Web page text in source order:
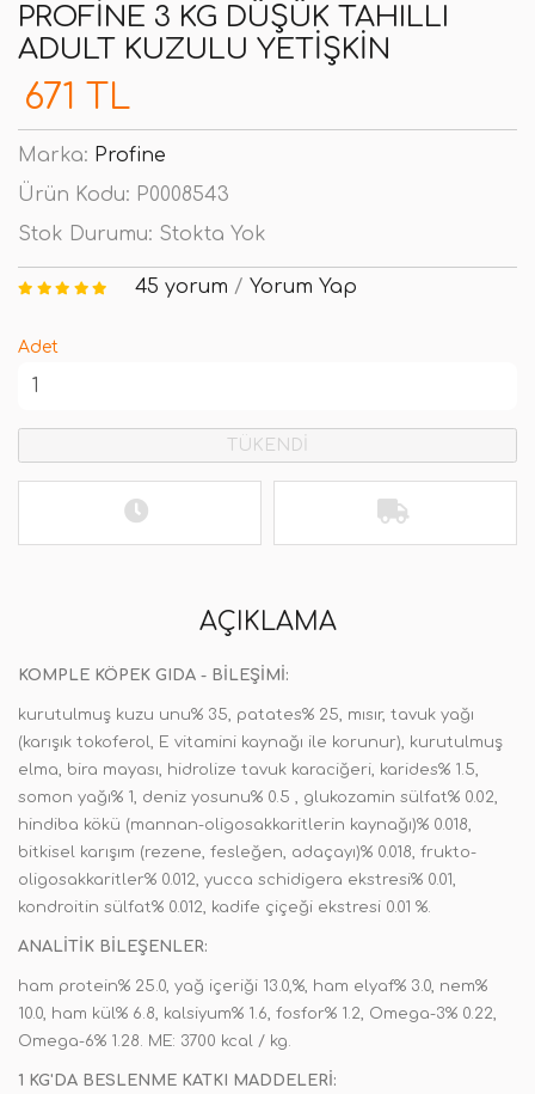
PROFINE 3 KG DÜŞÜK TAHILLI
ADULT KUZULU YETIŞKIN
671 TL
Marka: Profine
Ürün Kodu: P0008543
Stok Durumu: Stokta Yok
45 yorum / Yorum Yap
Adet
TÜKENDİ
AÇIKLAMA
KOMPLE KÖPEK GIDA - BİLEŞİMİ:
kurutulmuş kuzu unu% 35, patates% 25, ​​mısır, tavuk yağı
(karışık tokoferol, E vitamini kaynağı ile korunur), kurutulmuş
elma, bira mayası, hidrolize tavuk karaciğeri, karides% 1.5,
somon yağı% 1, deniz yosunu% 0.5 , glukozamin sülfat% 0.02,
hindiba kökü (mannan-oligosakkaritlerin kaynağı)% 0.018,
bitkisel karışım (rezene, fesleğen, adaçayı)% 0.018, frukto-
oligosakkaritler% 0.012, yucca schidigera ekstresi% 0.01,
kondroitin sülfat% 0.012, kadife çiçeği ekstresi 0.01 %.
ANALİTİK BİLEŞENLER:
ham protein% 25.0, yağ içeriği 13.0,%, ham elyaf% 3.0, nem%
10.0, ham kül% 6.8, kalsiyum% 1.6, fosfor% 1.2, Omega-3% 0.22,
Omega-6% 1.28. ME: 3700 kcal / kg.
1 KG'DA BESLENME KATKI MADDELERİ: